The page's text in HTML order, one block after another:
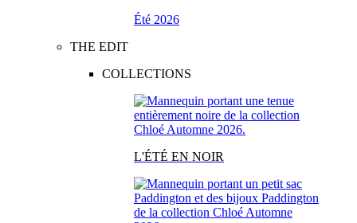
Été 2026
THE EDIT
COLLECTIONS
L'ÉTÉ EN NOIR